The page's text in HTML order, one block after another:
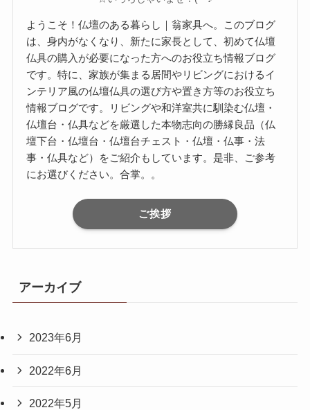
ようこそ！仏壇のある暮らし｜翁家具へ。このブログ
は、身内がなくなり、新たに家長として、初めて仏壇
仏具の購入が必要になった方へのお役立ち情報ブログ
です。特に、家族が集まる居間やリビングにおけるイ
ンテリア風の仏壇仏具の選び方や置き方等のお役立ち
情報ブログです。リビングや和洋室共に馴染む仏壇・
仏壇台・仏具などを厳選した本物志向の勝縁良品（仏
壇下台・仏壇台・仏壇台チェスト・仏壇・仏事・法
事・仏具など）をご紹介もしています。是非、ご参考
にお選びください。合掌。。
ご挨拶
アーカイブ
2023年6月
2022年6月
2022年5月